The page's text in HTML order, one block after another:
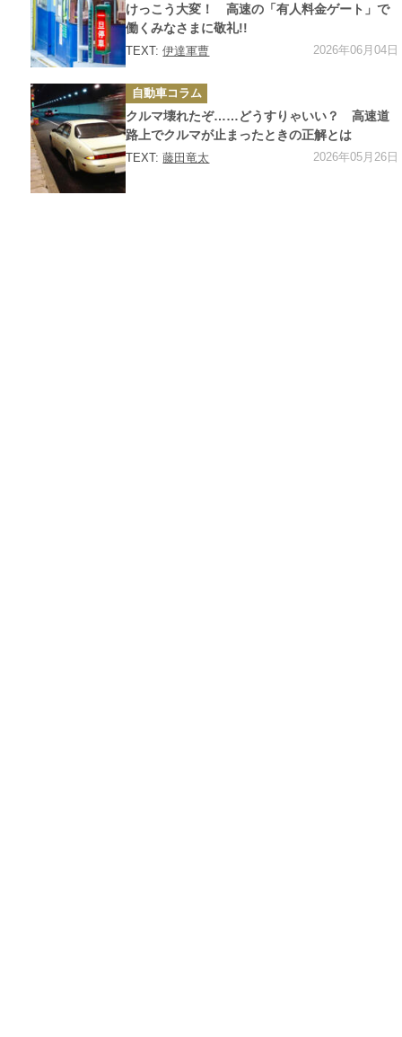
ー
けっこう大変！ 高速の「有人料金ゲート」で
働くみなさまに敬礼!!
TEXT:伊達軍曹 2026年06月04日
カ
テ
ゴ
リ
ー
自動車コラム
クルマ壊れたぞ……どうすりゃいい？ 高速道
路上でクルマが止まったときの正解とは
TEXT:藤田竜太 2026年05月26日